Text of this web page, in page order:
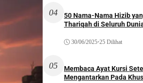
04
50 Nama-Nama Hizib
Thariqah di Seluruh
30/06/2025•25 Dilihat
05
Membaca Ayat Kursi
Mengantarkan Pada